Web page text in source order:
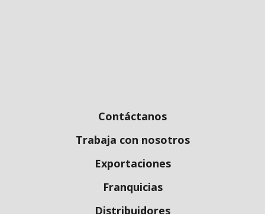
Contáctanos
Trabaja con nosotros
Exportaciones
Franquicias
Distribuidores